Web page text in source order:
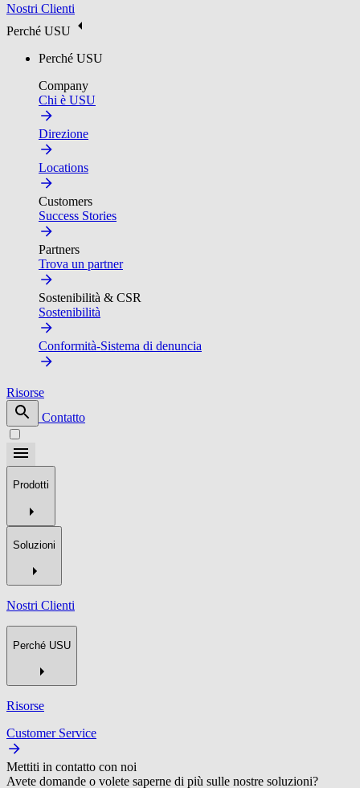
Nostri Clienti
Perché USU
Perché USU
Company
Chi è USU
Direzione
Locations
Customers
Success Stories
Partners
Trova un partner
Sostenibilità & CSR
Sostenibilità
Conformità-Sistema di denuncia
Risorse
Contatto
Prodotti
Soluzioni
Nostri Clienti
Perché USU
Risorse
Customer Service
Mettiti in contatto con noi
Avete domande o volete saperne di più sulle nostre soluzioni?